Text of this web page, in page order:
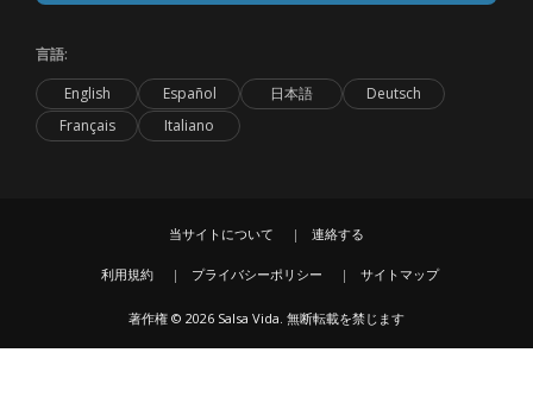
言語:
English
Español 日本語
Deutsch
Français
Italiano
当サイトについて 連絡する
利用規約 プライバシーポリシー サイトマップ
著作権 © 2026 Salsa Vida. 無断転載を禁じます